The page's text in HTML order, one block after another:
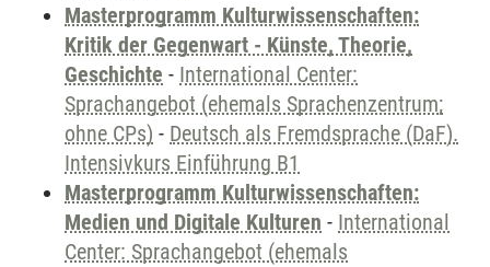
Masterprogramm Kulturwissenschaften:
Kritik der Gegenwart - Künste, Theorie,
Geschichte - International Center:
Sprachangebot (ehemals Sprachenzentrum;
ohne CPs) - Deutsch als Fremdsprache (DaF).
Intensivkurs Einführung B1
Masterprogramm Kulturwissenschaften:
Medien und Digitale Kulturen - International
Center: Sprachangebot (ehemals